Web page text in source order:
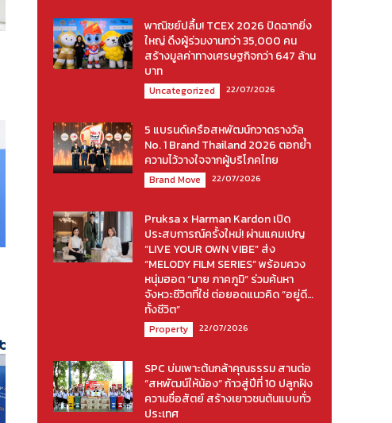
พาณิชย์ปลื้ม! TCEX 2026 ปิดฉากยิ่ง
ใหญ่ ดึงผู้ร่วมงานกว่า 35,000 คน
สร้างมูลค่าทางเศรษฐกิจกว่า 647 ล้าน
บาท
Uncategorized 22/07/2026
5 แบรนด์เครือสหพัฒน์กวาดรางวัล
No. 1 Brand Thailand 2026 ตอกย้ำ
ความไว้วางใจจากผู้บริโภคไทย
Brand Move 22/07/2026
Pruksa x Harman Kardon เปิด
ประสบการณ์ครั้งใหม่! ผ่านแคมเปญ
“LIVE YOUR OWN VIBE” ส่ง
“MELODY FILM SERIES” พร้อมควง
หนุ่มฮอต “มาย ภาคภูมิ” ร่วมค้นหา
จังหวะชีวิตที่ใช่ ต่อยอดแนวคิด “อยู่ดี…
ทั้งชีวิต”
Property 22/07/2026
SPC บ่มเพาะต้นกล้าคุณธรรม สานต่อ
“สหพัฒน์ให้น้อง” ก้าวสู่ปีที่ 10 ปลูกฝัง
ความซื่อสัตย์ สร้างเยาวชนต้นแบบทั่ว
ประเทศ